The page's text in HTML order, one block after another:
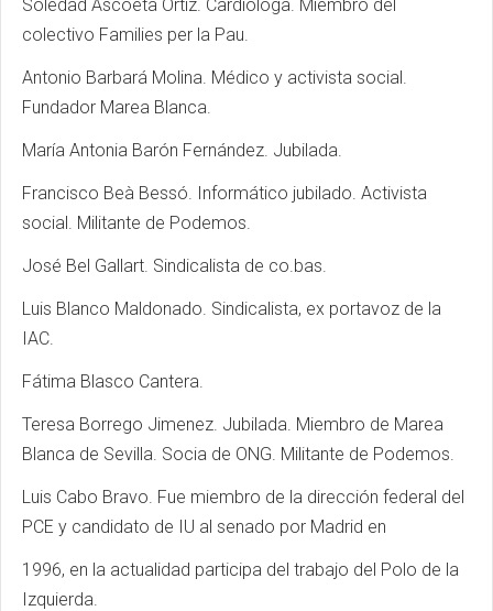
Soledad Ascoeta Ortiz. Cardióloga. Miembro del
colectivo Families per la Pau.
Antonio Barbará Molina. Médico y activista social.
Fundador Marea Blanca.
María Antonia Barón Fernández. Jubilada.
Francisco Beà Bessó. Informático jubilado. Activista
social. Militante de Podemos.
José Bel Gallart. Sindicalista de co.bas.
Luis Blanco Maldonado. Sindicalista, ex portavoz de la
IAC.
Fátima Blasco Cantera.
Teresa Borrego Jimenez. Jubilada. Miembro de Marea
Blanca de Sevilla. Socia de ONG. Militante de Podemos.
Luis Cabo Bravo. Fue miembro de la dirección federal del
PCE y candidato de IU al senado por Madrid en
1996, en la actualidad participa del trabajo del Polo de la
Izquierda.